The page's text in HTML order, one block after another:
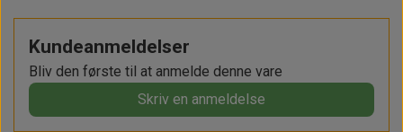
Kundeanmeldelser
Bliv den første til at anmelde denne vare
Skriv en anmeldelse